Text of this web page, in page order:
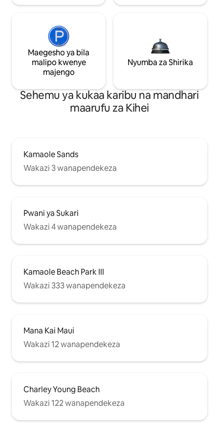
Maegesho ya bila
malipo kwenye
majengo
Nyumba za Shirika
Sehemu ya kukaa karibu na mandhari
maarufu za Kihei
Kamaole Sands
Wakazi 3 wanapendekeza
Pwani ya Sukari
Wakazi 4 wanapendekeza
Kamaole Beach Park III
Wakazi 333 wanapendekeza
Mana Kai Maui
Wakazi 12 wanapendekeza
Charley Young Beach
Wakazi 122 wanapendekeza